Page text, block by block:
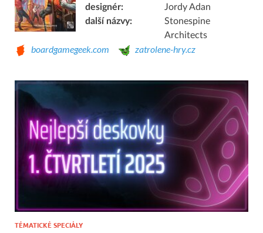
designér:
Jordy Adan
další názvy:
Stonespine
Architects
boardgamegeek.com zatrolene-hry.cz
TÉMATICKÉ SPECIÁLY